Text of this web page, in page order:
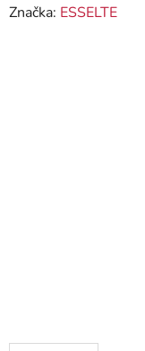
hodnotenie
Značka: ESSELTE